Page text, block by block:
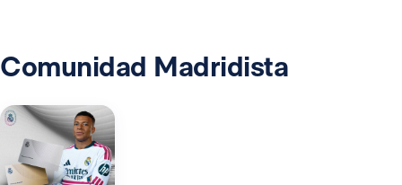
Comunidad Madridista